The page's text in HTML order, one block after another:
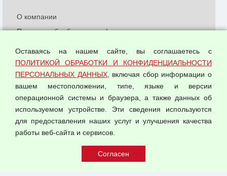
© 2026 ООО "Феникс"
О компании
Политика обработки и конфиденциальности
Согласием на обработку персональных данных
Оферта оптовой купли-продажи
Публичная оферта
Оставаясь на нашем сайте, вы соглашаетесь с
ПОЛИТИКОЙ ОБРАБОТКИ И КОНФИДЕНЦИАЛЬНОСТИ
ПЕРСОНАЛЬНЫХ ДАННЫХ, включая сбор информации о
вашем местоположении, типе, языке и версии
операционной системы и браузера, а также данных об
используемом устройстве. Эти сведения используются
для предоставления наших услуг и улучшения качества
работы веб-сайта и сервисов.